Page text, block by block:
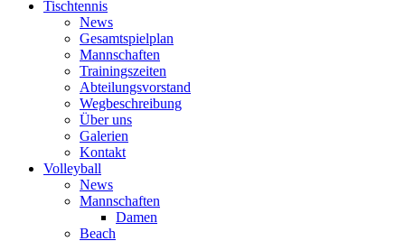
Tischtennis
News
Gesamtspielplan
Mannschaften
Trainingszeiten
Abteilungsvorstand
Wegbeschreibung
Über uns
Galerien
Kontakt
Volleyball
News
Mannschaften
Damen
Beach